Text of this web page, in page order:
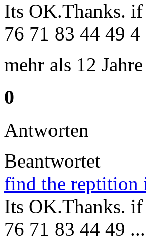
Its OK.Thanks.
76 71 83 44 49 4
mehr als 12
0
Antworten
Beantwortet
find the reptition
Its OK.Thanks.
76 71 83 44 49 ...